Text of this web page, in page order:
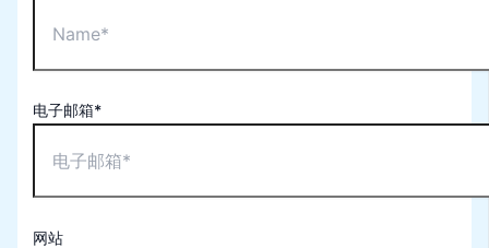
电子邮箱*
网站